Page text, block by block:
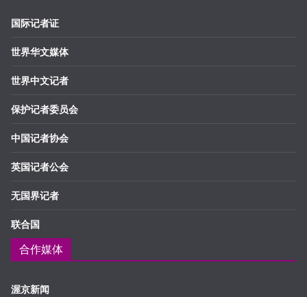
国际记者证
世界华文媒体
世界中文记者
保护记者委员会
中国记者协会
英国记者公会
无国界记者
联合国
合作媒体
渥京新闻